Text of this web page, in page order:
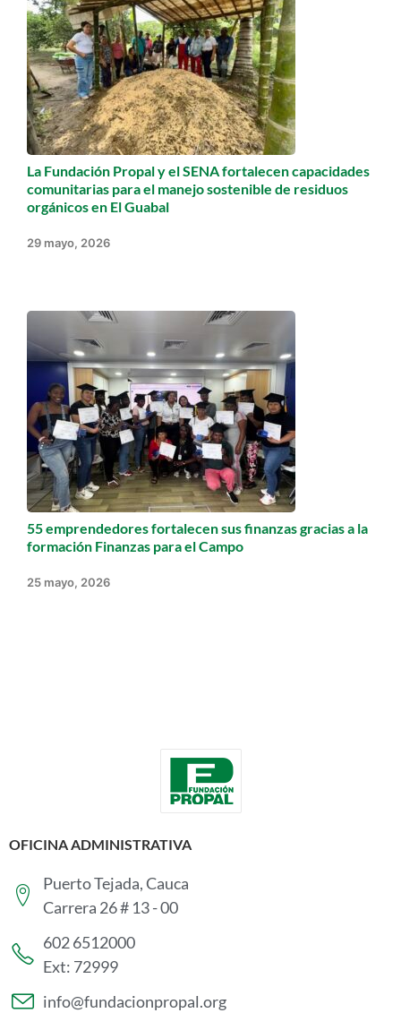
La Fundación Propal y el SENA fortalecen capacidades
comunitarias para el manejo sostenible de residuos
orgánicos en El Guabal
29 mayo, 2026
55 emprendedores fortalecen sus finanzas gracias a la
formación Finanzas para el Campo
25 mayo, 2026
OFICINA ADMINISTRATIVA
Puerto Tejada, Cauca
Carrera 26 # 13 - 00
602 6512000
Ext: 72999
info@fundacionpropal.org